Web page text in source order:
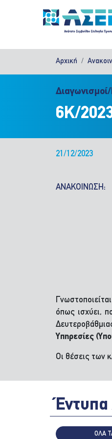
Αρχική
6Κ/
21/12/2023
ΑΝΑΚΟΙΝΩΣΗ:
όπως ισχύει,
Υπηρεσίες
Οι θέσεις των
ΟΛΑ